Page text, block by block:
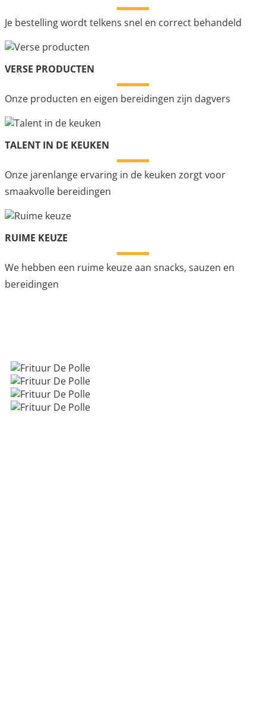
Je bestelling wordt telkens snel en correct behandeld
VERSE PRODUCTEN
Onze producten en eigen bereidingen zijn dagvers
TALENT IN DE KEUKEN
Onze jarenlange ervaring in de keuken zorgt voor
smaakvolle bereidingen
RUIME KEUZE
We hebben een ruime keuze aan snacks, sauzen en
bereidingen